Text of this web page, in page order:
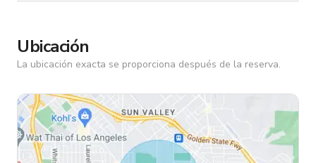
Ubicación
La ubicación exacta se proporciona después de la reserva.